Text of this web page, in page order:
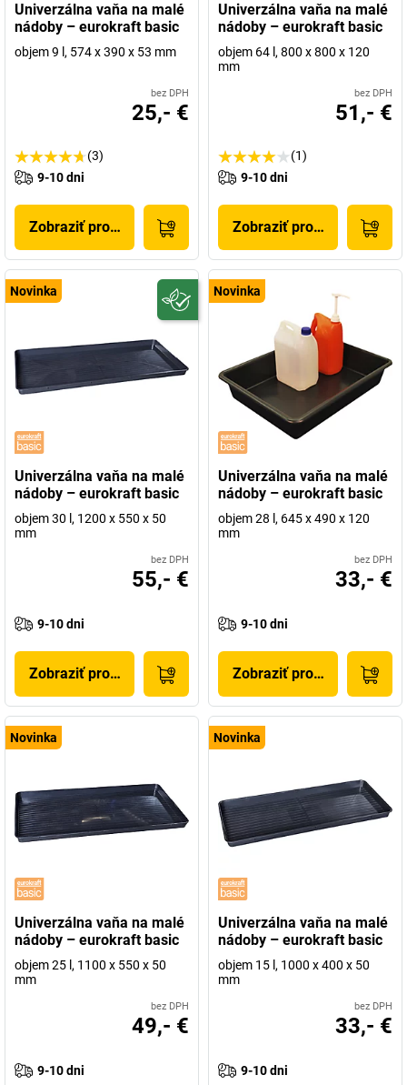
Univerzálna vaňa na malé
nádoby – eurokraft basic
objem 9 l, 574 x 390 x 53 mm
bez DPH
25,- €
(3)
9-10 dni
Zobraziť produkt
Univerzálna vaňa na malé
nádoby – eurokraft basic
objem 64 l, 800 x 800 x 120
mm
bez DPH
51,- €
(1)
9-10 dni
Zobraziť produkt
Novinka
Univerzálna vaňa na malé
nádoby – eurokraft basic
objem 30 l, 1200 x 550 x 50
mm
bez DPH
55,- €
9-10 dni
Zobraziť produkt
Novinka
Univerzálna vaňa na malé
nádoby – eurokraft basic
objem 28 l, 645 x 490 x 120
mm
bez DPH
33,- €
9-10 dni
Zobraziť produkt
Novinka
Univerzálna vaňa na malé
nádoby – eurokraft basic
objem 25 l, 1100 x 550 x 50
mm
bez DPH
49,- €
9-10 dni
Novinka
Univerzálna vaňa na malé
nádoby – eurokraft basic
objem 15 l, 1000 x 400 x 50
mm
bez DPH
33,- €
9-10 dni